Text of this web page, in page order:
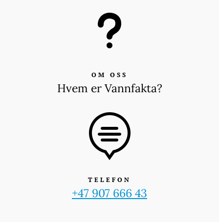
u
OM OSS
Hvem er Vannfakta?

TELEFON
+47 907 666 43